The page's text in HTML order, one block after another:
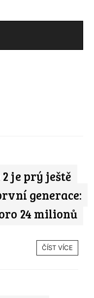
je prý ještě
generace:
24 milionů
ČÍST VÍCE